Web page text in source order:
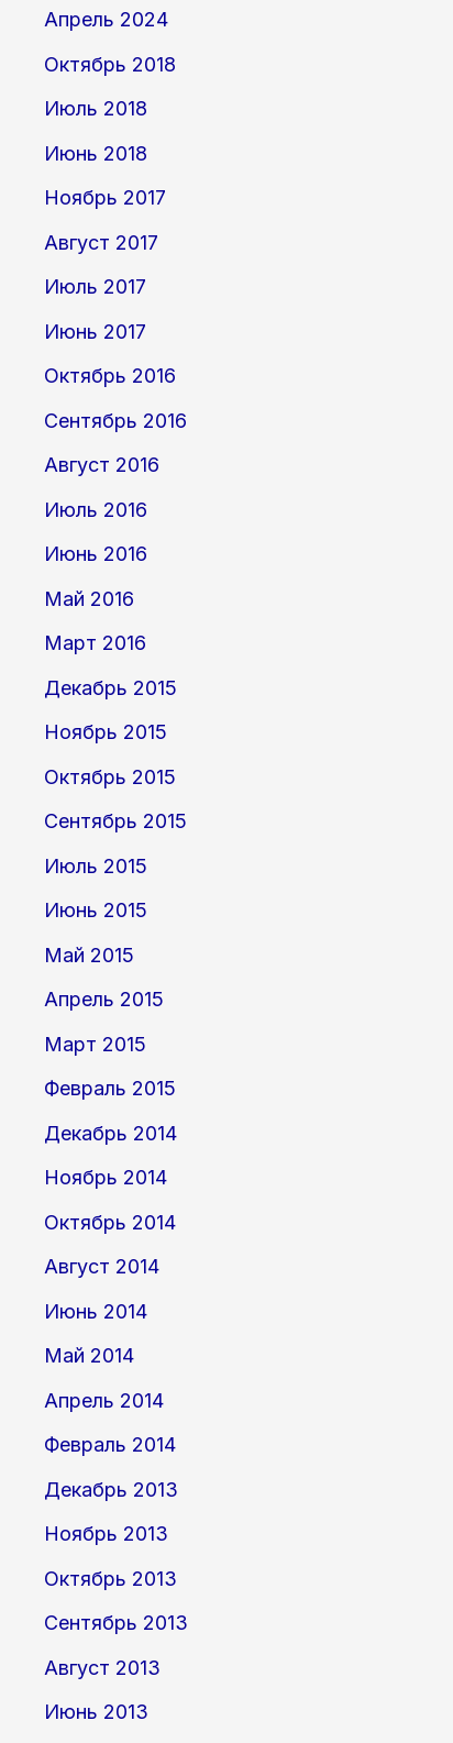
Апрель 2024
Октябрь 2018
Июль 2018
Июнь 2018
Ноябрь 2017
Август 2017
Июль 2017
Июнь 2017
Октябрь 2016
Сентябрь 2016
Август 2016
Июль 2016
Июнь 2016
Май 2016
Март 2016
Декабрь 2015
Ноябрь 2015
Октябрь 2015
Сентябрь 2015
Июль 2015
Июнь 2015
Май 2015
Апрель 2015
Март 2015
Февраль 2015
Декабрь 2014
Ноябрь 2014
Октябрь 2014
Август 2014
Июнь 2014
Май 2014
Апрель 2014
Февраль 2014
Декабрь 2013
Ноябрь 2013
Октябрь 2013
Сентябрь 2013
Август 2013
Июнь 2013